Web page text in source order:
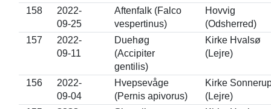
158
2022-
09-25
Aftenfalk (Falco
vespertinus)
Hovvig
(Odsherred)
157
2022-
09-11
Duehøg
(Accipiter
gentilis)
Kirke Hvalsø
(Lejre)
156
2022-
09-04
Hvepsevåge
(Pernis apivorus)
Kirke
(Lejre)